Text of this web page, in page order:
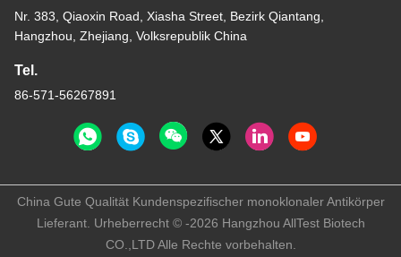
Nr. 383, Qiaoxin Road, Xiasha Street, Bezirk Qiantang,
Hangzhou, Zhejiang, Volksrepublik China
Tel.
86-571-56267891
China Gute Qualität Kundenspezifischer monoklonaler Antikörper
Lieferant. Urheberrecht © -2026 Hangzhou AllTest Biotech
CO.,LTD Alle Rechte vorbehalten.